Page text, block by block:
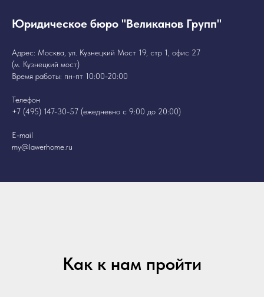
Юридическое бюро "Великанов Групп"
Адрес: Москва, ул. Кузнецкий Мост 19, стр 1, офис 27
(м. Кузнецкий мост)
Время работы: пн-пт 10:00-20:00
Телефон
+7 (495) 147-30-57 (ежедневно с 9:00 до 20:00)
E-mail
my@lawerhome.ru
Как к нам пройти